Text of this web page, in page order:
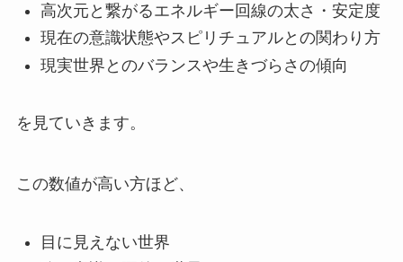
高次元と繋がるエネルギー回線の太さ・安定度
現在の意識状態やスピリチュアルとの関わり方
現実世界とのバランスや生きづらさの傾向
を見ていきます。
この数値が高い方ほど、
目に見えない世界